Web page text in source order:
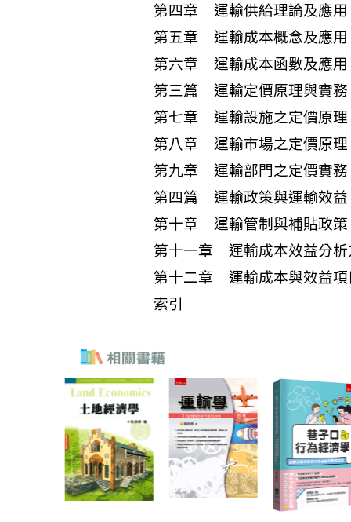
第四章 運輸供給理論及應用
第五章 運輸成本概念及應用
第六章 運輸成本函數及應用
第三篇 運輸定價原理與實務
第七章 運輸設施之定價原理
第八章 運輸市場之定價原理
第九章 運輸部門之定價實務
第四篇 運輸政策與運輸效益
第十章 運輸管制與補貼政策
第十一章 運輸成本效益分析
第十二章 運輸成本與效益項
索引